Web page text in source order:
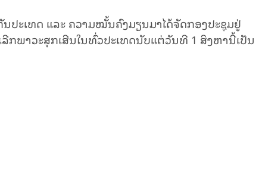
ປະເທດ ແລະ ຄວາມໝັ້ນຄົງມຽນມາໄດ້ຈັດກອງປະຊຸມຢູ່
ກພາວະສຸກເສີນໃນທົ່ວປະເທດນັບແຕ່ວັນທີ 1 ສິງຫານີ້ເປັນ